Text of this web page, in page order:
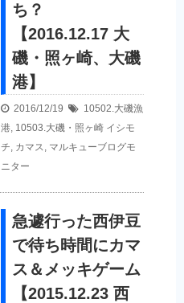
ち？
【2016.12.17 大
磯・照ヶ崎、大磯
港】
2016/12/19
10502.大磯漁
港, 10503.大磯・照ヶ崎 イシモ
チ, カマス, マルキューブログモ
ニター
急遽行った西伊豆
で待ち時間にカマ
ス＆メッキゲーム
【2015.12.23 西